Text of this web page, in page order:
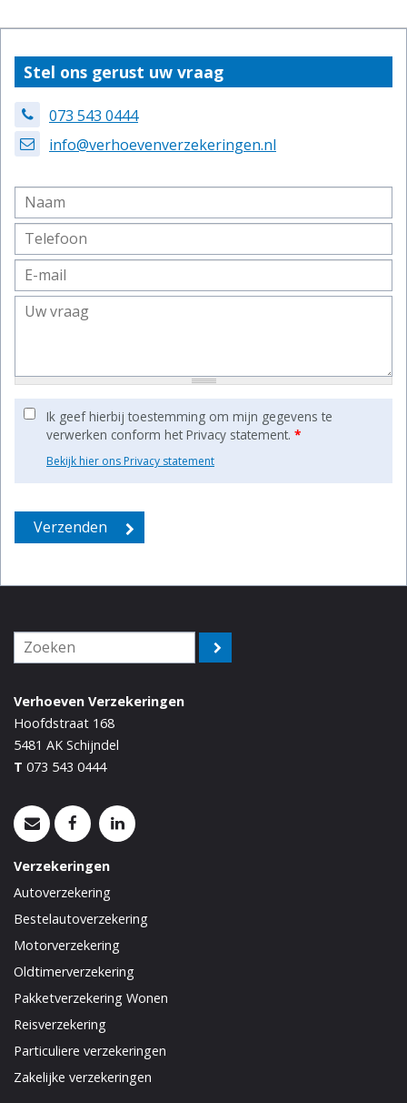
Stel ons gerust uw vraag
073 543 0444
info@verhoevenverzekeringen.nl
Ik geef hierbij toestemming om mijn gegevens te
verwerken conform het Privacy statement. *
Bekijk hier ons Privacy statement
Verhoeven Verzekeringen
Hoofdstraat 168
5481 AK Schijndel
T 073 543 0444
Verzekeringen
Autoverzekering
Bestelautoverzekering
Motorverzekering
Oldtimerverzekering
Pakketverzekering Wonen
Reisverzekering
Particuliere verzekeringen
Zakelijke verzekeringen